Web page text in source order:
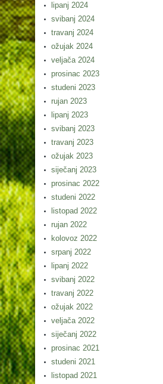
lipanj 2024
svibanj 2024
travanj 2024
ožujak 2024
veljača 2024
prosinac 2023
studeni 2023
rujan 2023
lipanj 2023
svibanj 2023
travanj 2023
ožujak 2023
siječanj 2023
prosinac 2022
studeni 2022
listopad 2022
rujan 2022
kolovoz 2022
srpanj 2022
lipanj 2022
svibanj 2022
travanj 2022
ožujak 2022
veljača 2022
siječanj 2022
prosinac 2021
studeni 2021
listopad 2021